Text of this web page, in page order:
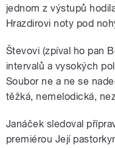
jednom z výstupů
Hrazdirovi noty pod
Števovi (zpíval ho pan
intervalů a vysokých
Soubor ne a ne se
těžká, nemelodická,
Janáček sledoval
premiérou Její